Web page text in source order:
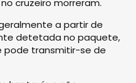
a partir de
detetada no paquete,
pode transmitir-se de